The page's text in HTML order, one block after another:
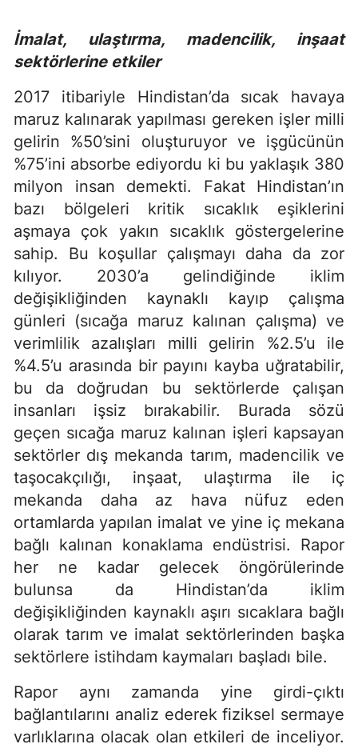
İmalat, ulaştırma, madencilik, inşaat
sektörlerine etkiler
2017 itibariyle Hindistan’da sıcak havaya
maruz kalınarak yapılması gereken işler milli
gelirin %50’sini oluşturuyor ve işgücünün
%75’ini absorbe ediyordu ki bu yaklaşık 380
milyon insan demekti. Fakat Hindistan’ın
bazı bölgeleri kritik sıcaklık eşiklerini
aşmaya çok yakın sıcaklık göstergelerine
sahip. Bu koşullar çalışmayı daha da zor
kılıyor. 2030’a gelindiğinde iklim
değişikliğinden kaynaklı kayıp çalışma
günleri (sıcağa maruz kalınan çalışma) ve
verimlilik azalışları milli gelirin %2.5’u ile
%4.5’u arasında bir payını kayba uğratabilir,
bu da doğrudan bu sektörlerde çalışan
insanları işsiz bırakabilir. Burada sözü
geçen sıcağa maruz kalınan işleri kapsayan
sektörler dış mekanda tarım, madencilik ve
taşocakçılığı, inşaat, ulaştırma ile iç
mekanda daha az hava nüfuz eden
ortamlarda yapılan imalat ve yine iç mekana
bağlı kalınan konaklama endüstrisi. Rapor
her ne kadar gelecek öngörülerinde
bulunsa da Hindistan’da iklim
değişikliğinden kaynaklı aşırı sıcaklara bağlı
olarak tarım ve imalat sektörlerinden başka
sektörlere istihdam kaymaları başladı bile.
Rapor aynı zamanda yine girdi-çıktı
bağlantılarını analiz ederek fiziksel sermaye
varlıklarına olacak olan etkileri de inceliyor.